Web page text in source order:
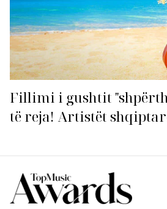
Fillimi i gushtit
të reja! Artistët